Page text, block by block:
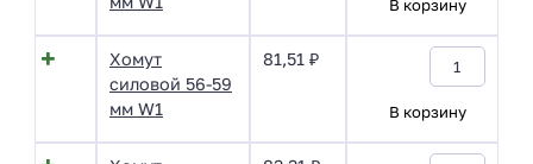
В корзину
Хомут
силовой 56-59
мм W1
81,51 ₽
В корзину